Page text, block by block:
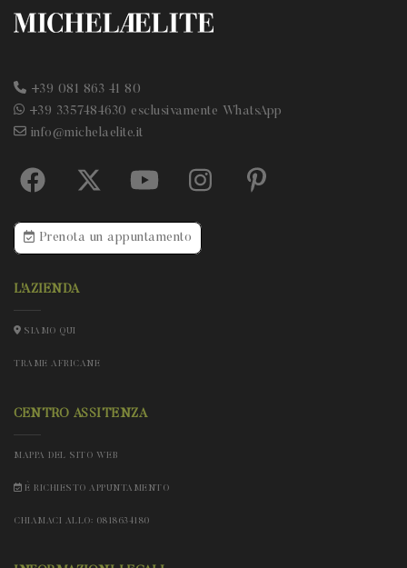
+39 081 863 41 80
+39 3357484630 esclusivamente WhatsApp
info@michelaelite.it
Prenota un appuntamento
L'AZIENDA
SIAMO QUI
TRAME AFRICANE
CENTRO ASSITENZA
MAPPA DEL SITO WEB
È RICHIESTO APPUNTAMENTO
CHIAMACI ALLO: 0818634180